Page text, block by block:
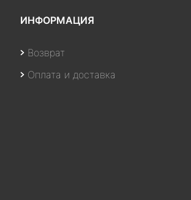
ИНФОРМАЦИЯ
Возврат
Оплата и доставка